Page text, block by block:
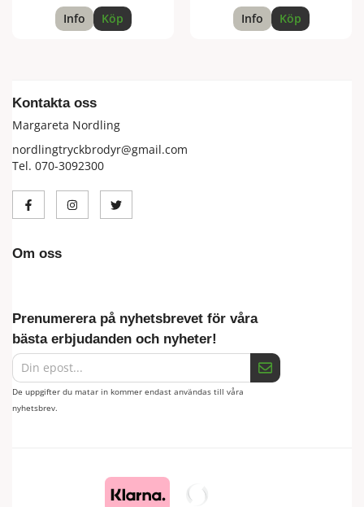
Info Köp Info Köp
Kontakta oss
Margareta Nordling
nordlingtryckbrodyr@gmail.com
Tel. 070-3092300
Om oss
Prenumerera på nyhetsbrevet för våra
bästa erbjudanden och nyheter!
De uppgifter du matar in kommer endast användas till våra
nyhetsbrev.